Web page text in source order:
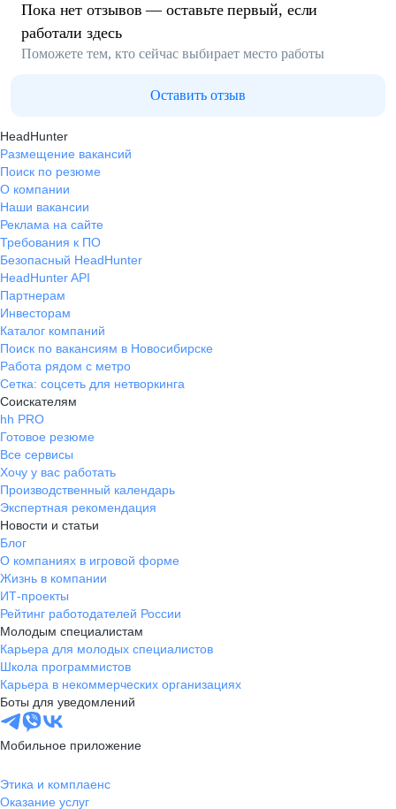
Пока нет отзывов — оставьте первый, если
работали здесь
Поможете тем, кто сейчас выбирает место работы
Оставить отзыв
HeadHunter
Размещение вакансий
Поиск по резюме
О компании
Наши вакансии
Реклама на сайте
Требования к ПО
Безопасный HeadHunter
HeadHunter API
Партнерам
Инвесторам
Каталог компаний
Поиск по вакансиям в Новосибирске
Работа рядом с метро
Сетка: соцсеть для нетворкинга
Соискателям
hh PRO
Готовое резюме
Все сервисы
Хочу у вас работать
Производственный календарь
Экспертная рекомендация
Новости и статьи
Блог
О компаниях в игровой форме
Жизнь в компании
ИТ-проекты
Рейтинг работодателей России
Молодым специалистам
Карьера для молодых специалистов
Школа программистов
Карьера в некоммерческих организациях
Боты для уведомлений
Мобильное приложение
Этика и комплаенс
Оказание услуг